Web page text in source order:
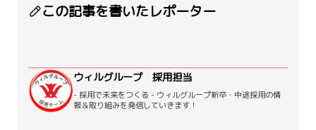
この記事を書いたレポーター
ウィルグループ 採用担当
- 採用で未来をつくる - ウィルグループ新卒・中途採用の情
報＆取り組みを発信していきます！